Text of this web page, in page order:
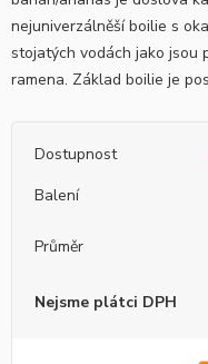
nejuniverzálněší boilie s
stojatých vodách jako jsou
ramena. Základ boilie je
Dostupnost
Balení
Průměr
Nejsme plátci DPH